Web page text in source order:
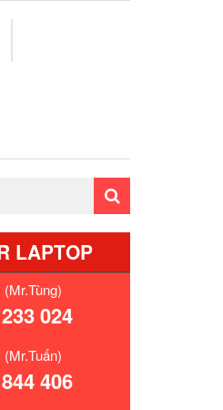
Sửa Mainboard
LAPTOP
024
406